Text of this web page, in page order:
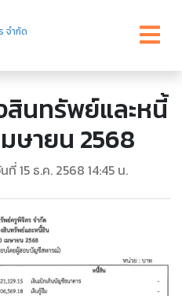
จำกัด
สินทรัพย์และหนี้
ษายน 2568
ที่ 15 ธ.ค. 2568 14:45 น.